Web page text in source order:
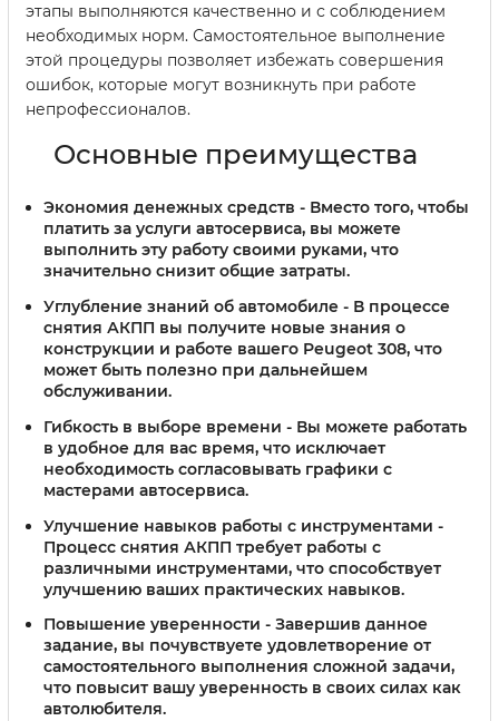
этапы выполняются качественно и с соблюдением
необходимых норм. Самостоятельное выполнение
этой процедуры позволяет избежать совершения
ошибок, которые могут возникнуть при работе
непрофессионалов.
Основные преимущества
Экономия денежных средств - Вместо того, чтобы
платить за услуги автосервиса, вы можете
выполнить эту работу своими руками, что
значительно снизит общие затраты.
Углубление знаний об автомобиле - В процессе
снятия АКПП вы получите новые знания о
конструкции и работе вашего Peugeot 308, что
может быть полезно при дальнейшем
обслуживании.
Гибкость в выборе времени - Вы можете работать
в удобное для вас время, что исключает
необходимость согласовывать графики с
мастерами автосервиса.
Улучшение навыков работы с инструментами -
Процесс снятия АКПП требует работы с
различными инструментами, что способствует
улучшению ваших практических навыков.
Повышение уверенности - Завершив данное
задание, вы почувствуете удовлетворение от
самостоятельного выполнения сложной задачи,
что повысит вашу уверенность в своих силах как
автолюбителя.